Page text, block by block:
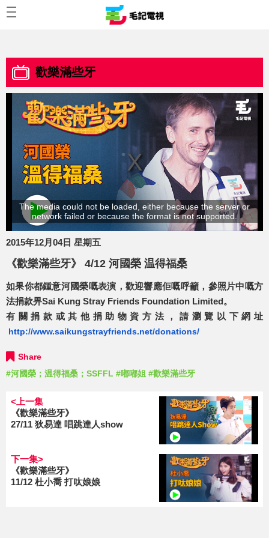
歡樂滿些牙
The media could not be loaded, either because the server or
network failed or because the format is not supported.
2015年12月04日 星期五
《歡樂滿些牙》 4/12 河國榮 温得福桑
如果你都鍾意河國榮嘅表演，歡迎響應佢嘅呼籲，參照片中嘅方
法捐款畀Sai Kung Stray Friends Foundation Limited。
有關捐款或其他捐助物資方法，請瀏覽以下網址
http://www.saikungstrayfriends.net/donations/
Share
#河國榮；温得福桑；SSFFL #嘟嘟姐 #歡樂滿些牙
<上一集
《歡樂滿些牙》
27/11 狄易達 唱跳達人show
下一集>
《歡樂滿些牙》
11/12 杜小喬 打呔娘娘